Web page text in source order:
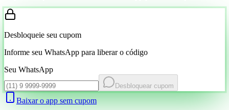
Desbloqueie seu cupom
Informe seu WhatsApp para liberar o código
Seu WhatsApp
Desbloquear cupom
Baixar o app sem cupom